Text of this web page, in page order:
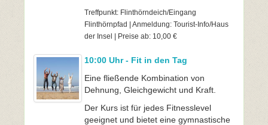
Treffpunkt: Flinthörndeich/Eingang
Flinthörnpfad | Anmeldung: Tourist-Info/Haus
der Insel | Preise ab: 10,00 €
10:00 Uhr - Fit in den Tag
Eine fließende Kombination von
Dehnung, Gleichgewicht und Kraft.
Der Kurs ist für jedes Fitnesslevel
geeignet und bietet eine gymnastische